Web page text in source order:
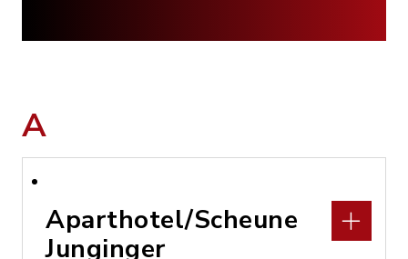
A
Aparthotel/Scheune
Junginger